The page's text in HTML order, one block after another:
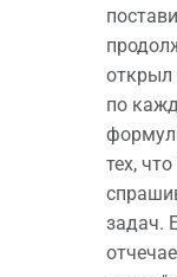
открыл
по
тех,
задач.